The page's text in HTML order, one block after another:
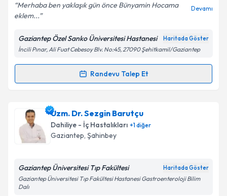
Kişisel verilerimin işlenmesine ilişkin
Aydınlatma
Metni'ni okudum ve kişisel verilerimin belirtilen
kapsamda işlenmesini kabul ediyorum.
Merhaba ben yaklaşık gün önce Bünyamin Hocama
eklem...
Devamı
Gaziantep Özel Sanko Üniversitesi Hastanesi Haritada Göster
İncili Pınar, Ali Fuat Cebesoy Blv. No:45, 27090 Şehitkamil/Gaziantep
Randevu Talep Et
Randevu Takvimi Talebi
Prof. Dr. Bünyamin Kısacıkiçin randevu takvimi
talebi oluşturun. Size bu uzmandan randevu almanız
için bir takvim hazırlandığında e-posta ile
bilgilendireceğiz.
E-posta Adresiniz
Uzm. Dr. Sezgin Barutçu
Dahiliye - İç Hastalıkları +1diğer
Gaziantep, Şahinbey
Gaziantep Üniversitesi Tıp Fakültesi Haritada Göster
Gaziantep Üniversitesi Tıp Fakültesi Hastanesi Gastroenteroloji Bilim
Dalı